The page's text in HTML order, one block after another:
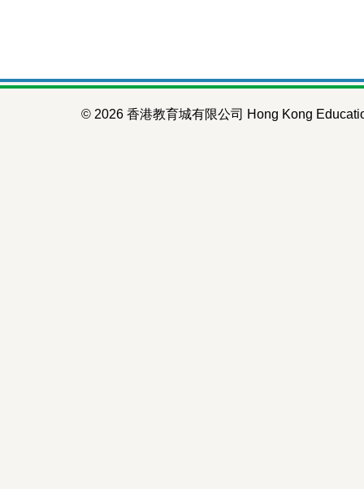
© 2026 香港教育城有限公司 Hong Kong